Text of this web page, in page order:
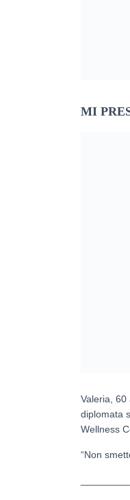
MI
Valeria, 60
diplomata
Wellness
“Non